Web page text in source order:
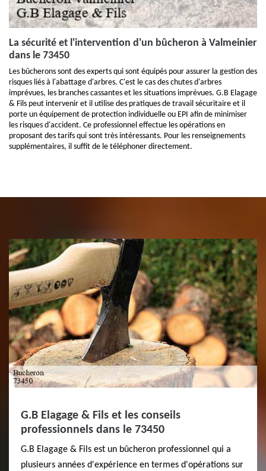
La sécurité et l'intervention d'un bûcheron à Valmeinier
dans le 73450
Les bûcherons sont des experts qui sont équipés pour assurer la gestion des
risques liés à l'abattage d'arbres. C'est le cas des chutes d'arbres
imprévues, les branches cassantes et les situations imprévues. G.B Elagage
& Fils peut intervenir et il utilise des pratiques de travail sécuritaire et il
porte un équipement de protection individuelle ou EPI afin de minimiser
les risques d'accident. Ce professionnel effectue les opérations en
proposant des tarifs qui sont très intéressants. Pour les renseignements
supplémentaires, il suffit de le téléphoner directement.
G.B Elagage & Fils et les conseils
professionnels dans le 73450
G.B Elagage & Fils est un bûcheron professionnel qui a
plusieurs années d'expérience en termes d'opérations sur